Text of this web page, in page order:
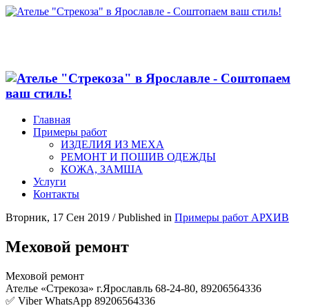
Главная
Примеры работ
ИЗДЕЛИЯ ИЗ МЕХА
РЕМОНТ И ПОШИВ ОДЕЖДЫ
КОЖА, ЗАМША
Услуги
Контакты
Вторник, 17 Сен 2019 /Published in Примеры работ АРХИВ
Меховой ремонт
Меховой ремонт
Ателье «Стрекоза» г.Ярославль 68-24-80, 89206564336
✅ Viber WhatsApp 89206564336